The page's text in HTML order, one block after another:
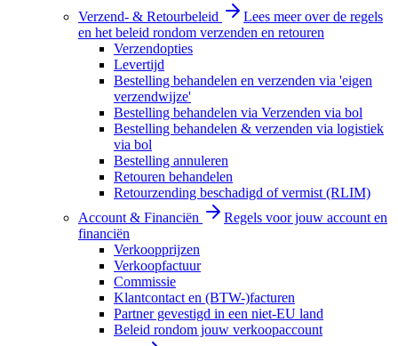
Verzend- & Retourbeleid
Lees meer over de regels
en het beleid rondom verzenden en retouren
Verzendopties
Levertijd
Bestelling behandelen en verzenden via 'eigen
verzendwijze'
Bestelling behandelen via Verzenden via bol
Bestelling behandelen & verzenden via logistiek
via bol
Bestelling annuleren
Retouren behandelen
Retourzending beschadigd of vermist (RLIM)
Account & Financiën
Regels voor jouw account en
financiën
Verkoopprijzen
Verkoopfactuur
Commissie
Klantcontact en (BTW-)facturen
Partner gevestigd in een niet-EU land
Beleid rondom jouw verkoopaccount